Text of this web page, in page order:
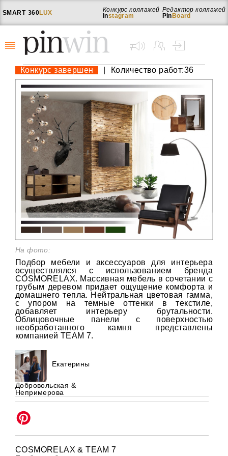
SMART 360LUX
Редактор коллажей
Pin Board
Конкурс коллажей
Instagram
Конкурс завершен Количество работ:36
На фото:
Подбор мебели и аксессуаров для интерьера
осуществлялся с использованием бренда
COSMORELAX. Массивная мебель в сочетании с
грубым деревом придает ощущение комфорта и
домашнего тепла. Нейтральная цветовая гамма,
с упором на темные оттенки в текстиле,
добавляет интерьеру брутальности.
Облицовочные панели с поверхностью
необработанного камня представлены
компанией TEAM 7.
Екатерины
Добровольская &
Непримерова
COSMORELAX & TEAM 7